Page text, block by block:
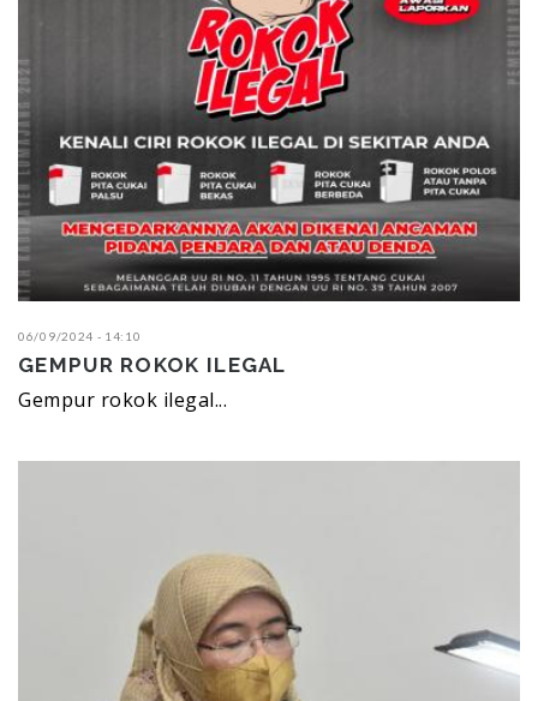
06/09/2024 - 14:10
GEMPUR ROKOK ILEGAL
Gempur rokok ilegal...